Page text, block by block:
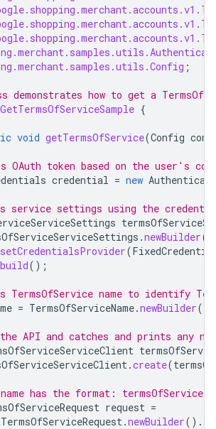
;
demonstrates how to get a
GetTermsOfServiceSample {
void getTermsOfService(Config
OAuth token based on the user's
credential = new
service settings using the
.newBuilder()
setCredentialsProvider(
build();
TermsOfService name to identify
= TermsOfServiceName.newBuilder().
API and catches and prints any
.create(
has the format: termsOfService/
request =
.newBuilder().